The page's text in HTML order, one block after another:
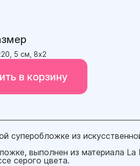
5 см, 8х2
в корзину
суперобложке из
выполнен из материала La
серого цвета.